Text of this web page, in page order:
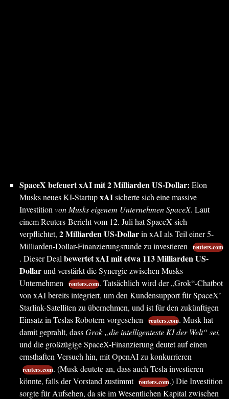
SpaceX befeuert xAI mit 2 Milliarden US-Dollar: Elon
Musks neues KI-StartupxAIsicherte sich eine massive
Investition von Musks eigenem Unternehmen SpaceX. Laut
einem Reuters-Bericht vom 12. Juli hat SpaceX sich
verpflichtet, 2 Milliarden US-Dollarin xAI als Teil einer 5-
Milliarden-Dollar-Finanzierungsrunde zu investieren
reuters.com
. Dieser Deal bewertet xAI mit etwa 113 Milliarden US-
Dollarund verstärkt die Synergie zwischen Musks
Unternehmen
reuters.com. Tatsächlich wird der „Grok“-Chatbot
von xAI bereits integriert, um den Kundensupport für SpaceX’
Starlink-Satelliten zu übernehmen, und ist für den zukünftigen
Einsatz in Teslas Robotern vorgesehen
reuters.com. Musk hat
damit geprahlt, dassGrok „die intelligenteste KI der Welt“ sei,
und die großzügige SpaceX-Finanzierung deutet auf einen
ernsthaften Versuch hin, mit OpenAI zu konkurrieren
reuters.com. (Musk deutete an, dass auch Tesla investieren
könnte, falls der Vorstand zustimmt reuters.com.) Die Investition
sorgte für Aufsehen, da sie im Wesentlichen Kapital zwischen